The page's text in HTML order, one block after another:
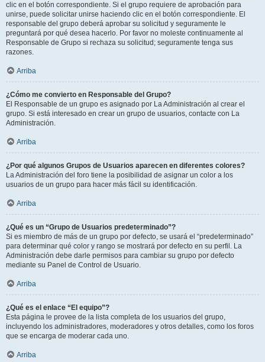
clic en el botón correspondiente. Si el grupo requiere de aprobación para
unirse, puede solicitar unirse haciendo clic en el botón correspondiente. El
responsable del grupo deberá aprobar su solicitud y seguramente le
preguntará por qué desea hacerlo. Por favor no moleste continuamente al
Responsable de Grupo si rechaza su solicitud; seguramente tenga sus
razones.
Arriba
¿Cómo me convierto en Responsable del Grupo?
El Responsable de un grupo es asignado por La Administración al crear el
grupo. Si está interesado en crear un grupo de usuarios, contacte con La
Administración.
Arriba
¿Por qué algunos Grupos de Usuarios aparecen en diferentes colores?
La Administración del foro tiene la posibilidad de asignar un color a los
usuarios de un grupo para hacer más fácil su identificación.
Arriba
¿Qué es un “Grupo de Usuarios predeterminado”?
Si es miembro de más de un grupo por defecto, se usará el “predeterminado”
para determinar qué color y rango se mostrará por defecto en su perfil. La
Administración debe darle permisos para cambiar su grupo por defecto
mediante su Panel de Control de Usuario.
Arriba
¿Qué es el enlace “El equipo”?
Esta página le provee de la lista completa de los usuarios del grupo,
incluyendo los administradores, moderadores y otros detalles, como los foros
que se encarga de moderar cada uno.
Arriba